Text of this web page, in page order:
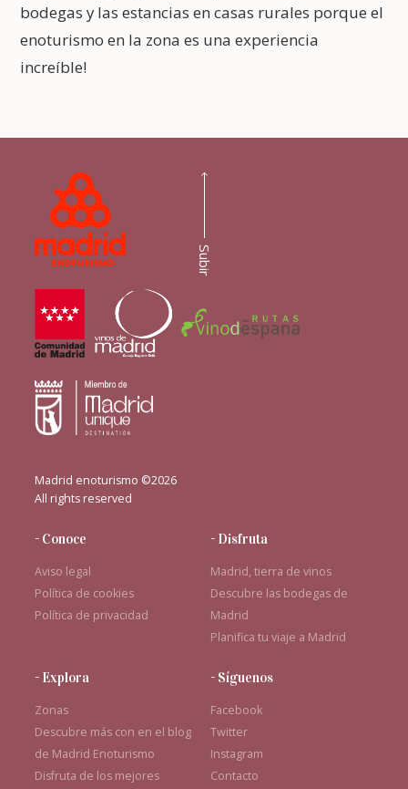
bodegas y las estancias en casas rurales porque el
enoturismo en la zona es una experiencia
increíble!
Madrid enoturismo ©2026
All rights reserved
- Conoce
Aviso legal
Política de cookies
Política de privacidad
- Disfruta
Madrid, tierra de vinos
Descubre las bodegas de
Madrid
Planifica tu viaje a Madrid
- Explora
Zonas
Descubre más con en el blog
de Madrid Enoturismo
Disfruta de los mejores
- Síguenos
Facebook
Twitter
Instagram
Contacto
Subir